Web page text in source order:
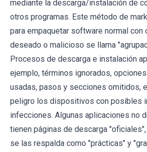
mediante la descarga/instalación de
otros programas. Este método de
para empaquetar software normal con
deseado o malicioso se llama
Procesos de descarga e instalación
ejemplo, términos ignorados,
usadas, pasos y secciones omitidos,
peligro los dispositivos con posibles
infecciones. Algunas aplicaciones no
tienen páginas de descarga
se las respalda como "prácticas" y